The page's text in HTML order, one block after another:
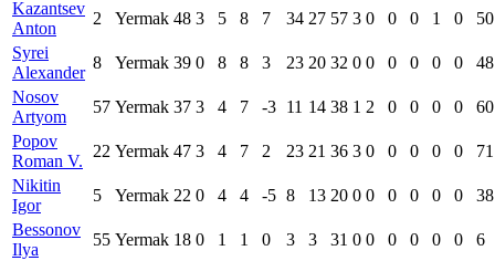
Kazantsev
Anton
2 Yermak 48 3 5 8 7 34 27 57 3 0 0 0 1 0
50
Syrei
Alexander
8 Yermak 39 0 8 8 3 23 20 32 0 0 0 0 0 0
48
Nosov
Artyom
57 Yermak 37 3 4 7 -3 11 14 38 1 2 0 0 0 0
60
Popov
Roman V.
22 Yermak 47 3 4 7 2 23 21 36 3 0 0 0 0 0
71
Nikitin
Igor
5 Yermak 22 0 4 4 -5 8 13 20 0 0 0 0 0 0
38
Bessonov
Ilya
55 Yermak 18 0 1 1 0 3 3 31 0 0 0 0 0 0
6